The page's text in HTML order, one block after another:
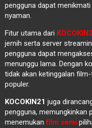
pengguna dapat
nyaman.
Fitur utama dari
jernih serta server
pengguna dapat
menunggu lama. Dengan
tidak akan ketinggalan
populer.
KOCOKIN21 juga
pengguna, memungkinkan
menemukanfilm semi